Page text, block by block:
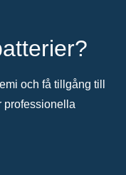
och få tillgång till
professionella